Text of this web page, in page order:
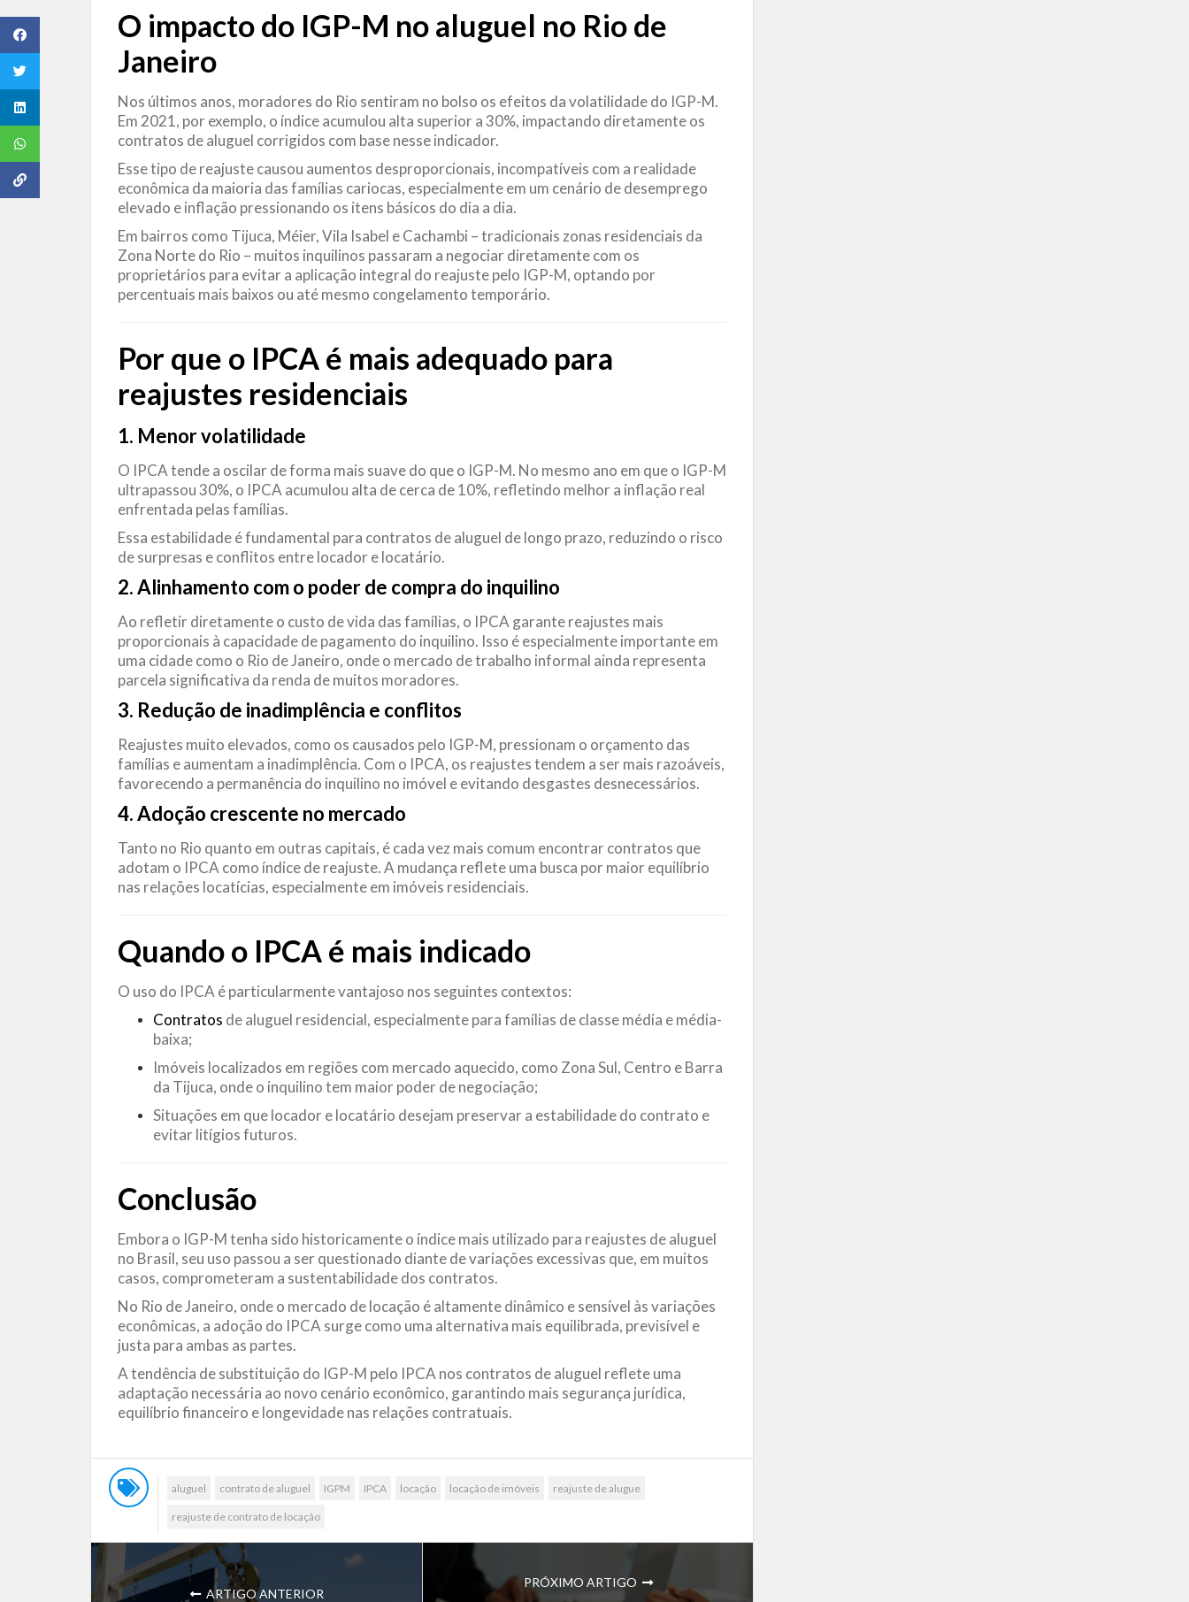
O impacto do IGP-M noaluguel no Rio de
Janeiro
Nos últimos anos, moradores do Rio sentiram no bolso os efeitos da volatilidade do IGP-M.
Em 2021, por exemplo, o índice acumulou alta superior a 30%, impactando diretamente os
contratos de aluguel corrigidos com base nesse indicador.
Esse tipo de reajuste causou aumentos desproporcionais, incompatíveis com a realidade
econômica da maioria das famílias cariocas, especialmente em um cenário de desemprego
elevado e inflação pressionando os itens básicos do dia a dia.
Em bairros como Tijuca, Méier, Vila Isabel e Cachambi – tradicionais zonas residenciais da
Zona Norte do Rio – muitos inquilinos passaram a negociar diretamente com os
proprietários para evitar a aplicação integral do reajuste pelo IGP-M, optando por
percentuais mais baixos ou até mesmo congelamento temporário.
Por que o IPCA é mais adequado para
reajustes residenciais
1. Menor volatilidade
O IPCA tende a oscilar de forma mais suave do que o IGP-M. No mesmo ano em que o IGP-M
ultrapassou 30%, o IPCA acumulou alta de cerca de 10%, refletindo melhor a inflação real
enfrentada pelas famílias.
Essa estabilidade é fundamental para contratos de aluguel de longo prazo, reduzindo o risco
de surpresas e conflitos entre locador e locatário.
2. Alinhamento com o poder de compra do inquilino
Ao refletir diretamente o custo de vida das famílias, o IPCA garante reajustes mais
proporcionais à capacidade de pagamento do inquilino. Isso é especialmente importante em
uma cidade como o Rio de Janeiro, onde o mercado de trabalho informal ainda representa
parcela significativa da renda de muitos moradores.
3. Redução de inadimplência e conflitos
Reajustes muito elevados, como os causados pelo IGP-M, pressionam o orçamento das
famílias e aumentam a inadimplência. Com o IPCA, os reajustes tendem a ser mais razoáveis,
favorecendo a permanência do inquilino no imóvel e evitando desgastes desnecessários.
4. Adoção crescente no mercado
Tanto no Rio quanto em outras capitais, é cada vez mais comum encontrar contratos que
adotam o IPCA como índice de reajuste. A mudança reflete uma busca por maior equilíbrio
nas relações locatícias, especialmente em imóveis residenciais.
Quando o IPCA é mais indicado
O uso do IPCA é particularmente vantajoso nos seguintes contextos:
Contratos de aluguel residencial, especialmente para famílias de classe média e média-
baixa;
Imóveis localizados em regiões com mercado aquecido, como Zona Sul, Centro e Barra
da Tijuca, onde o inquilino tem maior poder de negociação;
Situações em que locador e locatário desejam preservar a estabilidade do contrato e
evitar litígios futuros.
Conclusão
Embora o IGP-M tenha sido historicamente o índice mais utilizado para reajustes de aluguel
no Brasil, seu uso passou a ser questionado diante de variações excessivas que, em muitos
casos, comprometeram a sustentabilidade dos contratos.
No Rio de Janeiro, onde o mercado de locação é altamente dinâmico e sensível às variações
econômicas, a adoção do IPCA surge como uma alternativa mais equilibrada, previsível e
justa para ambas as partes.
A tendência de substituição do IGP-M pelo IPCA nos contratos de aluguel reflete uma
adaptação necessária ao novo cenário econômico, garantindo mais segurança jurídica,
equilíbrio financeiro e longevidade nas relações contratuais.
aluguel contrato de aluguel IGPM IPCA locação locação de imóveis reajuste de alugue
reajuste de contrato de locação
ARTIGO ANTERIOR
PRÓXIMO ARTIGO